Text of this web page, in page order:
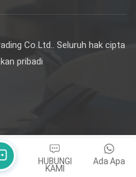
Co.Ltd.. Seluruh hak cipta
pribadi
Ada Apa
HUBUNGI
KAMI